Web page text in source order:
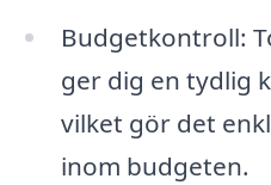
Budgetkontroll:
ger dig en tydlig
vilket gör det
inom budgeten.